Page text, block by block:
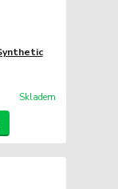
Skladem